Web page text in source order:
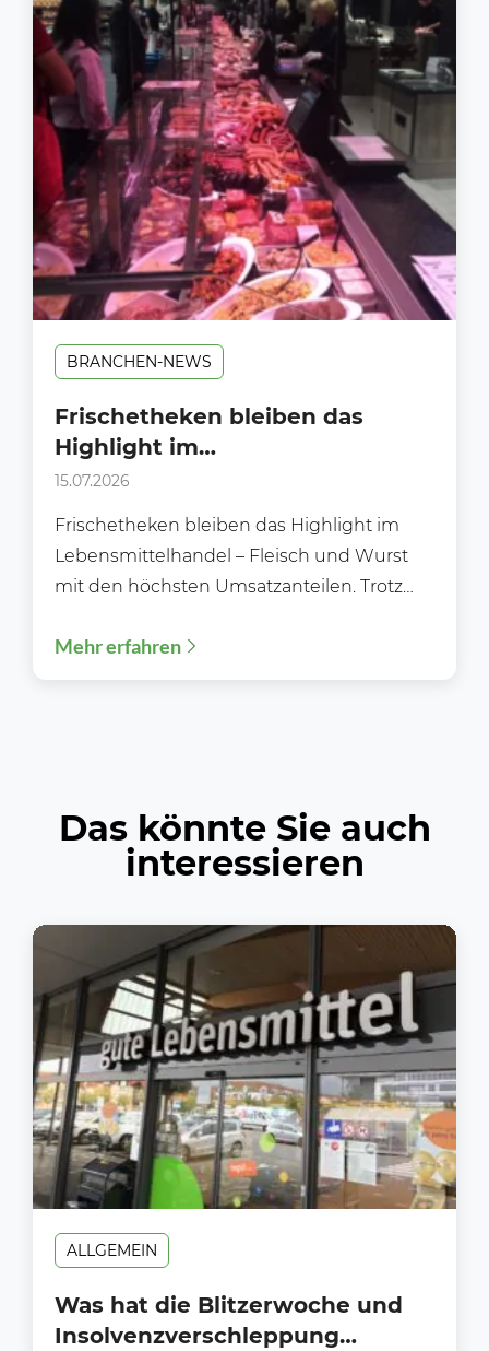
BRANCHEN-NEWS
Frischetheken bleiben das
Highlight im
Lebensmittelhandel.
15.07.2026
Frischetheken bleiben das Highlight im
Lebensmittelhandel – Fleisch und Wurst
mit den höchsten Umsatzanteilen. Trotz
digitaler Einkaufsmöglichkeiten und einer
zunehmenden...
Mehr erfahren
Das könnte Sie auch
interessieren
ALLGEMEIN
Was hat die Blitzerwoche und
Insolvenzverschleppung